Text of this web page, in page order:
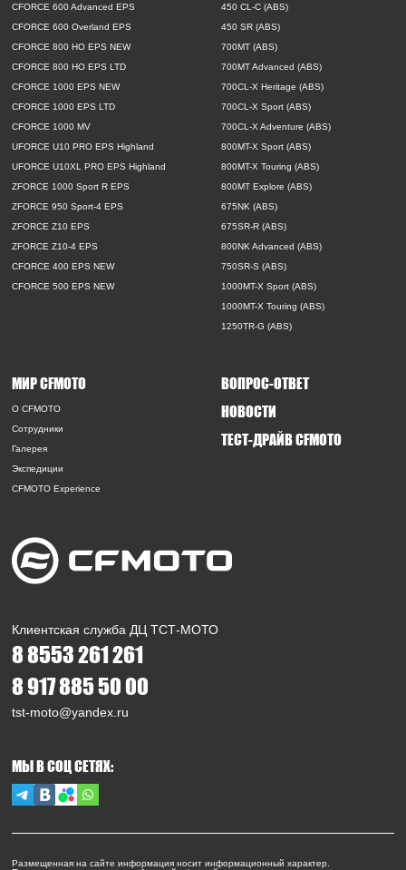
Клиентская служба ДЦ ТСТ-МОТО
8 8553 261 261
8 917 885 50 00
tst-moto@yandex.ru
МЫ В СОЦ СЕТЯХ:
CFORCE 600 Advanced EPS
CFORCE 600 Overland EPS
CFORCE 800 HO EPS NEW
CFORCE 800 HO EPS LTD
CFORCE 1000 EPS NEW
CFORCE 1000 EPS LTD
CFORCE 1000 MV
UFORCE U10 PRO EPS Highland
UFORCE U10XL PRO EPS Highland
ZFORCE 1000 Sport R EPS
ZFORCE 950 Sport-4 EPS
ZFORCE Z10 EPS
ZFORCE Z10-4 EPS
CFORCE 400 EPS NEW
CFORCE 500 EPS NEW
450 CL-C (ABS)
450 SR (ABS)
700MT (ABS)
700MT Advanced (ABS)
700CL-X Heritage (ABS)
700CL-X Sport (ABS)
700CL-X Adventure (ABS)
800MT-X Sport (ABS)
800MT-X Touring (ABS)
800MT Explore (ABS)
675NK (ABS)
675SR-R (ABS)
800NK Advanced (ABS)
750SR-S (ABS)
1000MT-X Sport (ABS)
1000MT-X Touring (ABS)
1250TR-G (ABS)
МИР CFMOTO
O CFMOTO
Сотрудники
Галерея
Экспедиции
CFMOTO Experience
ВОПРОС-ОТВЕТ
НОВОСТИ
ТЕСТ-ДРАЙВ CFMOTO
Размещенная на сайте информация носит информационный характер.